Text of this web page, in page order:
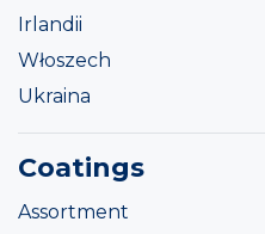
Irlandii
Włoszech
Ukraina
Coatings
Assortment